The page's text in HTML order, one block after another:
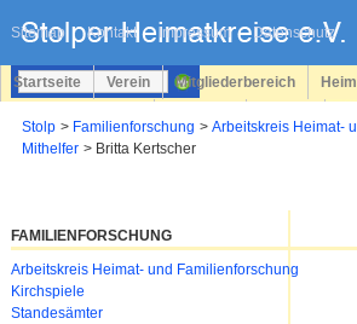
Sitemap Kontakt Impressum Datenschutz
überspringen
Startseite Verein Mitgliederbereich
Login
Stolp Familienforschung
Arbeitskreis Heimat-
Mithelfer
Britta Kertscher
FAMILIENFORSCHUNG
Navigation
überspringen
Arbeitskreis Heimat- und Familienforschung
Kirchspiele
Standesämter